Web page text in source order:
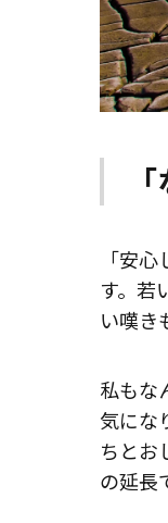
「安
す。若
い嘆き
私もな
気にな
ちとお
の延長